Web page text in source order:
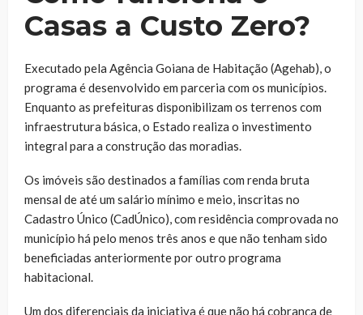
Casas a Custo Zero?
Executado pela Agência Goiana de Habitação (Agehab), o
programa é desenvolvido em parceria com os municípios.
Enquanto as prefeituras disponibilizam os terrenos com
infraestrutura básica, o Estado realiza o investimento
integral para a construção das moradias.
Os imóveis são destinados a famílias com renda bruta
mensal de até um salário mínimo e meio, inscritas no
Cadastro Único (CadÚnico), com residência comprovada no
município há pelo menos três anos e que não tenham sido
beneficiadas anteriormente por outro programa
habitacional.
Um dos diferenciais da iniciativa é que não há cobrança de